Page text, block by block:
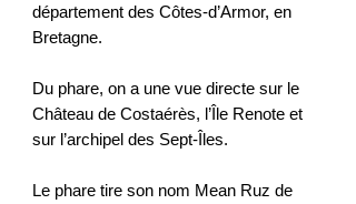
département des Côtes-d’Armor, en
Bretagne.
Du phare, on a une vue directe sur le
Château de Costaérès, l’Île Renote et
sur l’archipel des Sept-Îles.
Le phare tire son nom Mean Ruz de